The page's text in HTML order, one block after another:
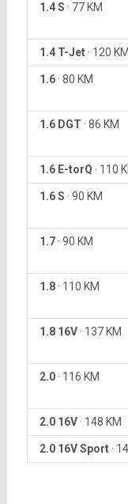
1.4 S · 77 KM
1.4 T-Jet· 120 KM
1.6· 80 KM
1.6 DGT · 86 KM
1.6 E-torQ · 110
1.6 S · 90 KM
1.7· 90 KM
1.8· 110 KM
1.8 16V· 137 KM
2.0· 116 KM
2.0 16V· 148 KM
2.0 16V Sport·